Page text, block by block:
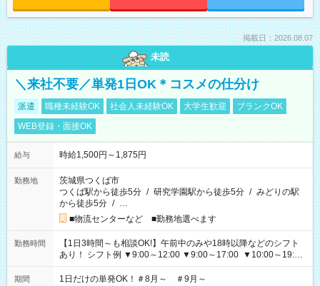
掲載日：2026.08.07
未読
＼来社不要／単発1日OK＊コスメの仕分け
派遣 職種未経験OK 社会人未経験OK 大学生歓迎
ブランクOK
WEB登録・面接OK
給与 時給1,500円～1,875円
勤務地
茨城県つくば市
つくば駅から徒歩5分 / 研究学園駅から徒歩5分 / みどりの駅
から徒歩5分 / …
■物流センターなど ■勤務地選べます
勤務時間
【1日3時間～も相談OK!】午前中のみや18時以降などのシフト
あり！ シフト例 ▼9:00～12:00 ▼9:00～17:00 ▼10:00～19:00
▼18:00～21:00
期間 1日だけの単発OK！＃8月～ ＃9月～